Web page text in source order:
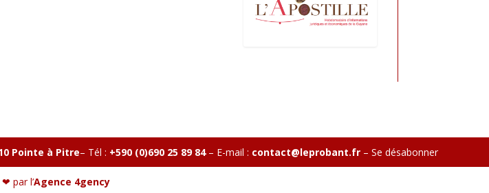
Pointe à Pitre– Tél : +590 (0)690 25 89 84– E-mail : contact@leprobant.fr– Se désabonner
par l’Agence 4gency